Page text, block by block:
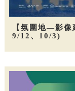
【氛圍地—影像
9/12、10/3)